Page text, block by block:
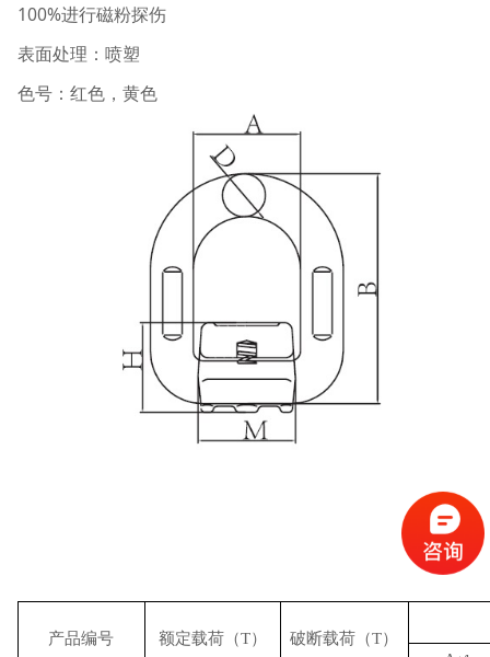
100%进行磁粉探伤
表面处理：喷塑
色号：红色，黄色
产品编号 额定载荷（T） 破断载荷（T）